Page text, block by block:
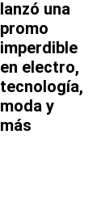
lanzó una
promo
imperdible
en electro,
tecnología,
moda y
más